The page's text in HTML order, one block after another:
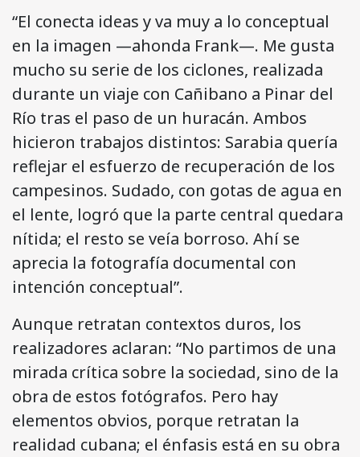
“El conecta ideas y va muy a lo conceptual
en la imagen —ahonda Frank—. Me gusta
mucho su serie de los ciclones, realizada
durante un viaje con Cañibano a Pinar del
Río tras el paso de un huracán. Ambos
hicieron trabajos distintos: Sarabia quería
reflejar el esfuerzo de recuperación de los
campesinos. Sudado, con gotas de agua en
el lente, logró que la parte central quedara
nítida; el resto se veía borroso. Ahí se
aprecia la fotografía documental con
intención conceptual”.
Aunque retratan contextos duros, los
realizadores aclaran: “No partimos de una
mirada crítica sobre la sociedad, sino de la
obra de estos fotógrafos. Pero hay
elementos obvios, porque retratan la
realidad cubana; el énfasis está en su obra